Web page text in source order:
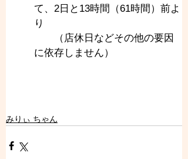
て、2日と13時間（61時間）前よ
り
（店休日などその他の要因
に依存しません）
みりぃ ちゃん